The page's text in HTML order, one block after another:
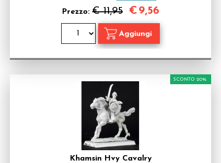
Prezzo: € 11,95 € 9,56
Khamsin Hvy Cavalry
SCONTO 20%